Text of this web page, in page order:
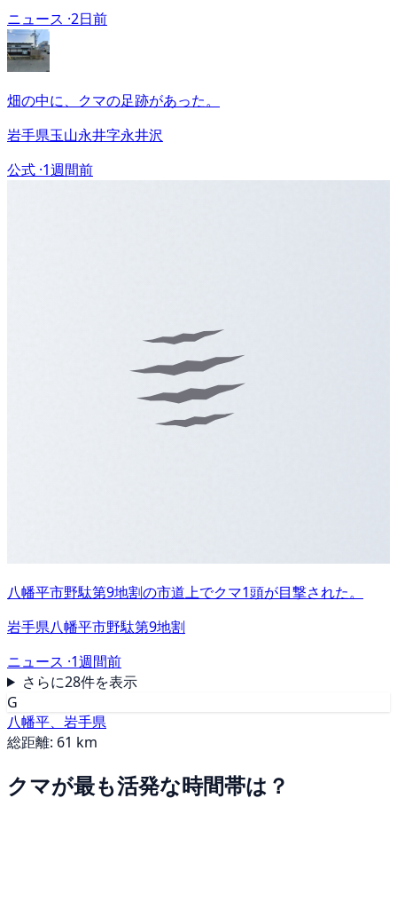
ニュース ·2日前
畑の中に、クマの足跡があった。
岩手県玉山永井字永井沢
公式 ·1週間前
八幡平市野駄第9地割の市道上でクマ1頭が目撃された。
岩手県八幡平市野駄第9地割
ニュース ·1週間前
さらに28件を表示
G
八幡平、岩手県
総距離: 61 km
クマが最も活発な時間帯は？